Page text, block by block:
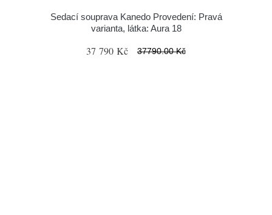
Sedací souprava Kanedo Provedení: Pravá
varianta, látka: Aura 18
37 790 Kč 37790.00 Kč